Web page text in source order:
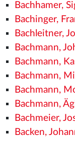
Bachhamer,
Bachinger,
Bachleitner,
Bachmann,
Bachmann,
Bachmann,
Bachmann,
Bachmann,
Bachmeier,
Backen,